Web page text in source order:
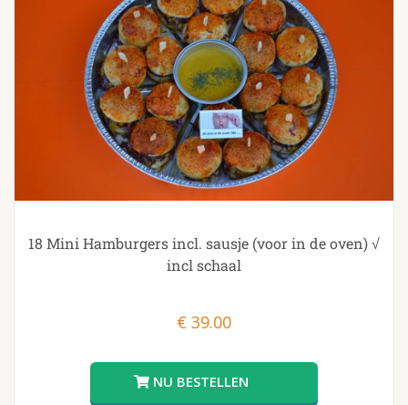
18 Mini Hamburgers incl. sausje (voor in de oven) √
incl schaal
€ 39.00